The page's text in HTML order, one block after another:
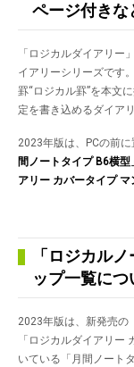
ページ付きな
「ロジカルダイアリー
イアリーシリーズです
罫“ロジカル罫”を本文
定を書き込めるダイア
2023年版は、PCの前
間ノートタイプ B6横型
アリー カバータイプ マ
「ロジカル
ップ一覧につ
2023年版は、新発売の
「ロジカルダイアリー
いている「月間ノート